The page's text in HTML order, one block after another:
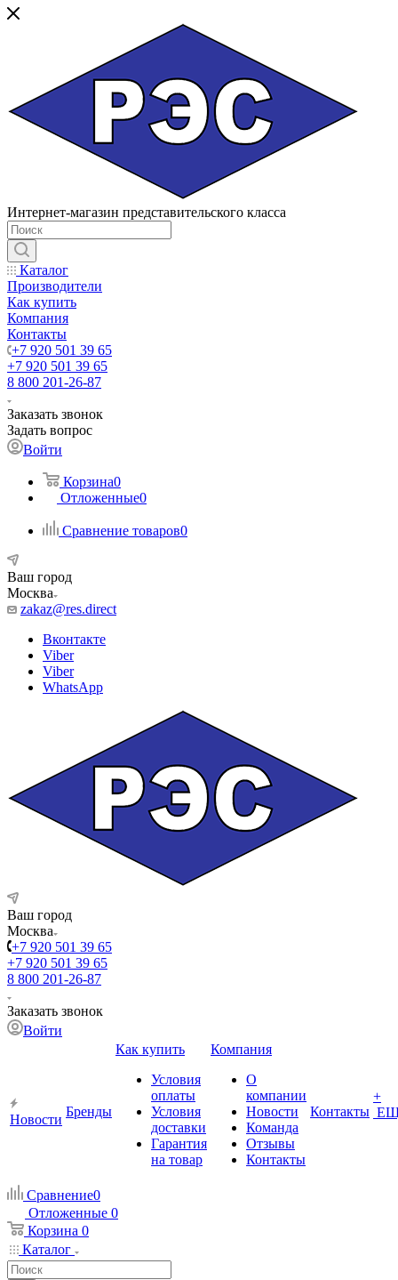
Интернет-магазин представительского класса
Каталог
Производители
Как купить
Компания
Контакты
+7 920 501 39 65
+7 920 501 39 65
8 800 201-26-87
Заказать звонок
Задать вопрос
Войти
Корзина0
Отложенные0
Сравнение товаров0
Ваш город
Москва
zakaz@res.direct
Вконтакте
Viber
Viber
WhatsApp
Ваш город
Москва
+7 920 501 39 65
+7 920 501 39 65
8 800 201-26-87
Заказать звонок
Войти
Новости
Бренды
Как купить
Условия
оплаты
Условия
доставки
Гарантия
на товар
Компания
О
компании
Новости
Команда
Отзывы
Контакты
Контакты
+
Сравнение0
Отложенные 0
Корзина 0
Каталог